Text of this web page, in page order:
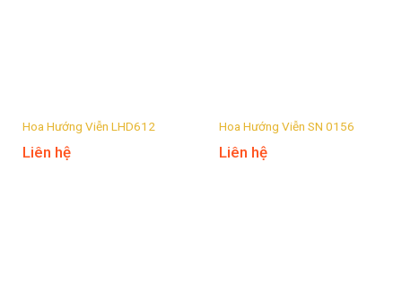
Hoa Hướng Viễn LHD612
Liên hệ
Hoa Hướng Viễn SN 0156
Liên hệ